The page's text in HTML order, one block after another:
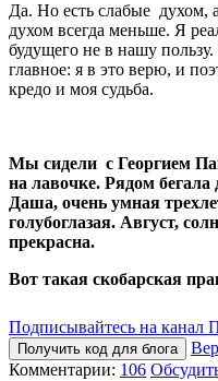
Да. Но есть слабые духом,
духом всегда меньше. Я
будущего не в нашу
главное: я в это верю, и
кредо и моя судьба.
Мы сидели с Георгием
на лавочке. Рядом бегала
Даша, очень умная
голубоглазая. Август,
прекрасна.
Вот такая скобарская
Подписывайтесь на
Получить код для блога
Комментарии: 106